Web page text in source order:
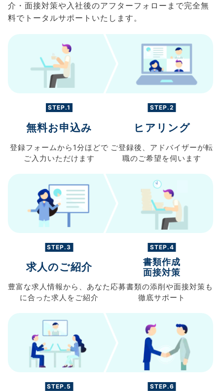
介・面接対策や入社後のアフターフォローまで完全無
料でトータルサポートいたします。
STEP.1
無料お申込み
登録フォームから 1分ほどで
ご入力 いただけます
STEP.2
ヒアリング
ご登録後、 アドバイザーが転
職のご希望を伺います
STEP.3
求人のご紹介
豊富な求人情報から、 あなた
に合った求人を ご紹介
STEP.4
書類作成
面接対策
応募書類の添削や面接対策も
徹底サポート
STEP.5 STEP.6